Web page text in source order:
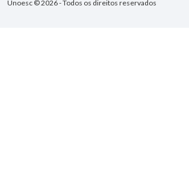
Unoesc © 2026 - Todos os direitos reservados